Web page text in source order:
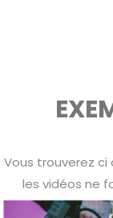
Vous trouverez ci
les vidéos ne